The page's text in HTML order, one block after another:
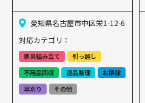
愛知県名古屋市中区栄1-12-6
対応カテゴリ：
家具組み立て
引っ越し
不用品回収
遺品整理
お掃除
草刈り
その他